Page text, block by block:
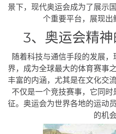
景下，现代奥运会成为了展示
个重要平台，展现出
3、奥运会精
随着科技与通信手段的发展
界，成为全球最大的体育赛事
丰富的内涵，尤其是在文化交
不仅是一个竞技赛事，它同
征。奥运会为世界各地的运动
的机会